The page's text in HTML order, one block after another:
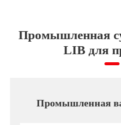
Промышленная
LIB для
Промышленная